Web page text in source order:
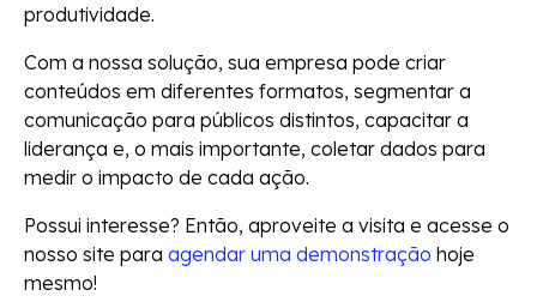
produtividade.
Com a nossa solução, sua empresa pode criar
conteúdos em diferentes formatos, segmentar a
comunicação para públicos distintos, capacitar a
liderança e, o mais importante, coletar dados para
medir o impacto de cada ação.
Possui interesse? Então, aproveite a visita e acesse o
nosso site para agendar uma demonstração hoje
mesmo!